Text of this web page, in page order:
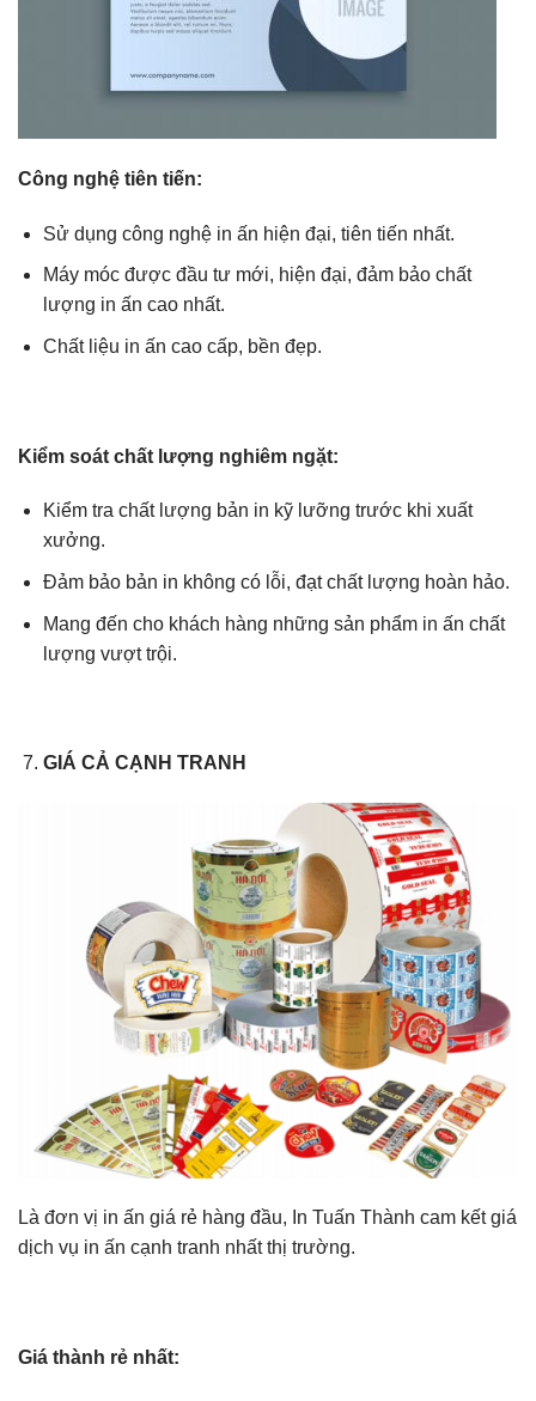
Công nghệ tiên tiến:
Sử dụng công nghệ in ấn hiện đại, tiên tiến nhất.
Máy móc được đầu tư mới, hiện đại, đảm bảo chất
lượng in ấn cao nhất.
Chất liệu in ấn cao cấp, bền đẹp.
Kiểm soát chất lượng nghiêm ngặt:
Kiểm tra chất lượng bản in kỹ lưỡng trước khi xuất
xưởng.
Đảm bảo bản in không có lỗi, đạt chất lượng hoàn hảo.
Mang đến cho khách hàng những sản phẩm in ấn chất
lượng vượt trội.
GIÁ CẢ CẠNH TRANH
Là đơn vị in ấn giá rẻ hàng đầu, In Tuấn Thành cam kết giá
dịch vụ in ấn cạnh tranh nhất thị trường.
Giá thành rẻ nhất: